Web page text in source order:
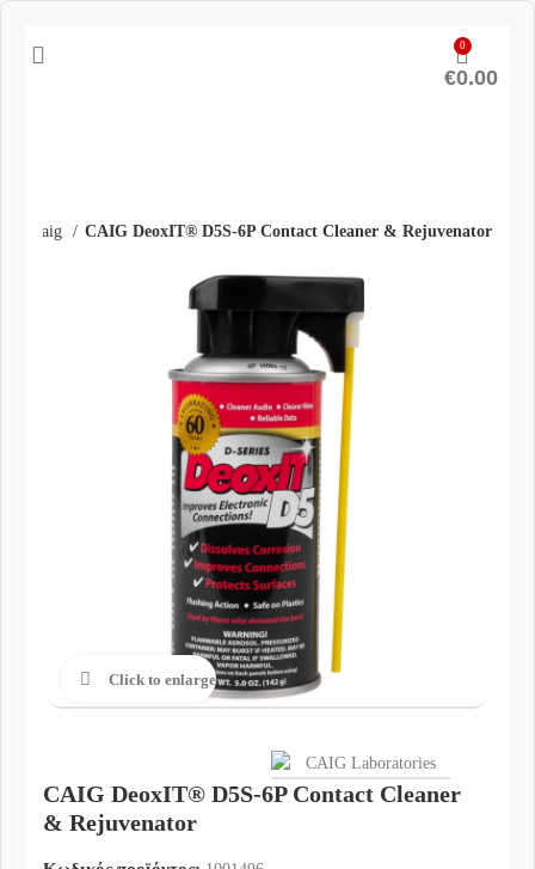
0
€0.00
Caig CAIG DeoxIT® D5S-6P Contact Cleaner & Rejuvenator
Click to enlarge
CAIG DeoxIT® D5S-6P Contact Cleaner
& Rejuvenator